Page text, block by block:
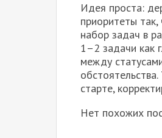
Идея проста:
приоритеты
набор задач в
1–2 задачи как
между
старте,
Нет похожих